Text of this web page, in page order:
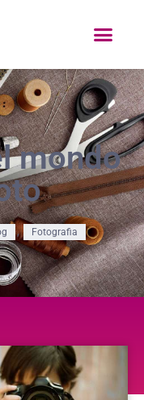
mondo
, Fotografia